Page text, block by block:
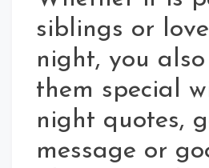
siblings or
night, you
them special
night quotes,
message or